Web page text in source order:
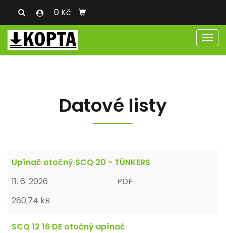
0 Kč
Datové listy
Upínač otočný SCQ 20 - TÜNKERS
11. 6. 2026
PDF
260,74 kB
SCQ 12 16 DE otočný upínač